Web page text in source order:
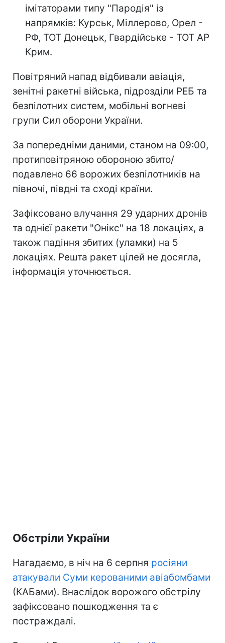
імітаторами типу "Пародія" із
напрямків: Курськ, Міллерово, Орел -
РФ, ТОТ Донецьк, Гвардійське - ТОТ АР
Крим.
Повітряний напад відбивали авіація,
зенітні ракетні війська, підрозділи РЕБ та
безпілотних систем, мобільні вогневі
групи Сил оборони України.
За попередніми даними, станом на 09:00,
протиповітряною обороною збито/
подавлено 66 ворожих безпілотників на
півночі, півдні та сході країни.
Зафіксовано влучання 29 ударних дронів
та однієї ракети "Онікс" на 18 локаціях, а
також падіння збитих (уламки) на 5
локаціях. Решта ракет цілей не досягла,
інформація уточнюється.
Обстріли України
Нагадаємо, в ніч на 6 серпня росіяни
атакували Суми керованими авіабомбами
(КАБами). Внаслідок ворожого обстрілу
зафіксовано пошкодження та є
постраждалі.